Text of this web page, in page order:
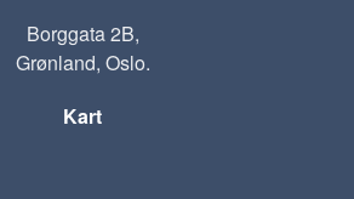
Borggata 2B,
Grønland, Oslo.
Kart